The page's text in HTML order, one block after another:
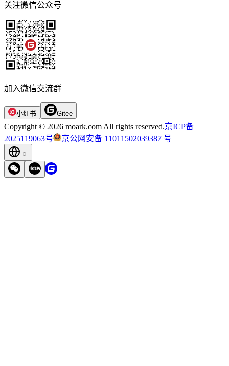
关注微信公众号
加入微信交流群
小红书 Gitee
Copyright © 2026 moark.com All rights reserved.京ICP备
2025119063号
京公网安备 11011502039387 号